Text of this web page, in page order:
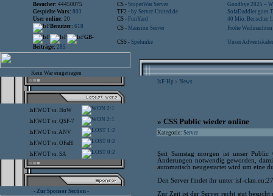
Besucher: 44450075 CS - SniperWar Server
Goodbye 2025 –
Gespielte Wars: 803 TF2 - by Server-United.de
SofaDaddler goes
User online: 20 CS - FunYard
40 Mio. Beuscher
Benutzer: 618 CS - Mansion Server
Frohe
GB-
Beiträge: 285
CSS - Spelunke Unser
Kein War eingetragen
IsF.WOT vs. HoW 2:1
IsF.WOT vs. QSF-7 2:1
IsF.WOT vs.ANV 1:2
IsF.WOT vs. OFaH 0:2
IsF.WOT vs. SA 0:2
- Zur Sponsor Section -
IsF-Hp > News
» CSS Public wieder online
Kategorie: Server
Seit Samstag morgen ist unser
Änderungen notwendig geworden,
automatisch neugestartet wird um eine
Den Server findet ihr unter isf-
Zur Zeit ist der Server recht gut